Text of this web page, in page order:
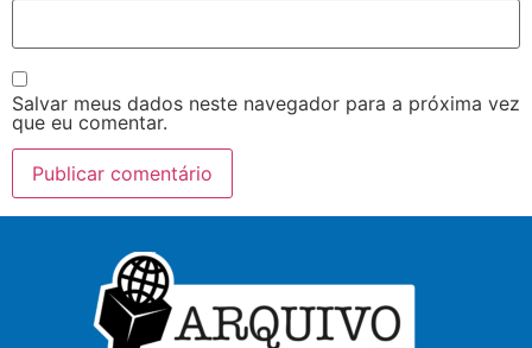
Salvar meus dados neste navegador para a próxima vez
que eu comentar.